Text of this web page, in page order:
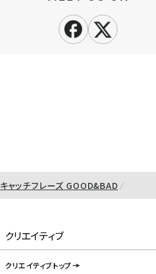
キャッチフレーズ GOOD&BAD
クリエイティブ
クリエイティブトップ